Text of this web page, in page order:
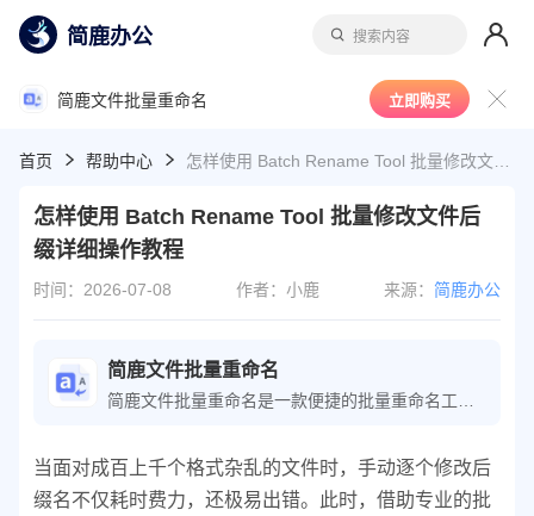
简鹿办公 搜索内容
简鹿文件批量重命名 立即购买
首页 帮助中心
怎样使用 Batch Rename Tool 批量修改文件后
缀详细操作教程
时间：2026-07-08 作者：小鹿 来源： 简鹿办公
简鹿文件批量重命名
当面对成百上千个格式杂乱的文件时，手动逐个修改后
缀名不仅耗时费力，还极易出错。此时，借助专业的批